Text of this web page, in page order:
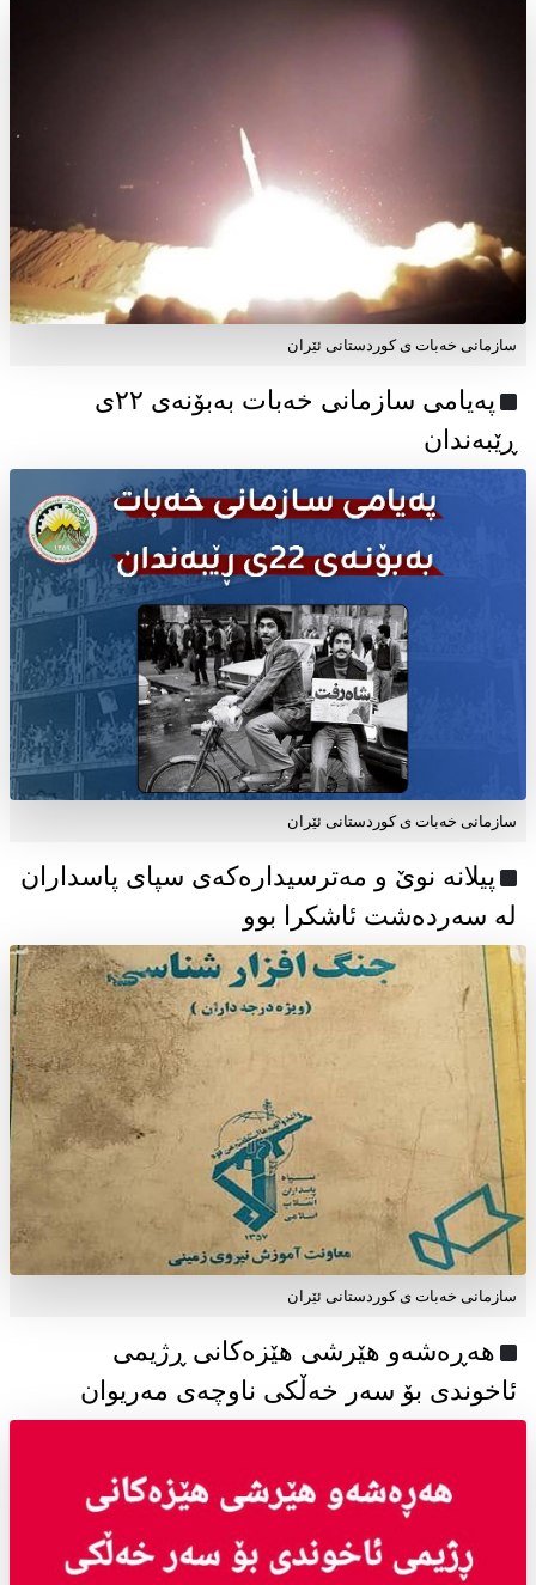
سازمانی خەبات ی کوردستانی ئێران
پەیامی سازمانی خەبات بەبۆنەی ۲۲ی
ڕێبەندان
سازمانی خەبات ی كوردستانی ئێران
پیلانە نوێ و مەترسیدارەکەی سپای پاسداران
لە سەردەشت ئاشکرا بوو
سازمانی خەبات ی كوردستانی ئێران
هەڕەشەو هێرشی هێزەکانی ڕژیمی
ئاخوندی بۆ سەر خەڵکی ناوچەی مەریوان